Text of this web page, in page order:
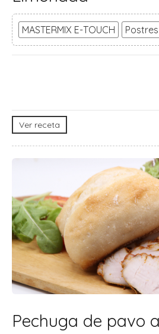
MASTERMIX E-TOUCH Postres
Ver receta
Pechuga de pavo